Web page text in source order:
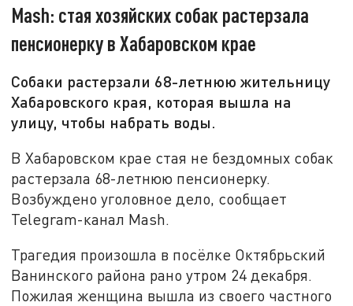
Mash: стая хозяйских собак растерзала
пенсионерку в Хабаровском крае
Собаки растерзали 68-летнюю жительницу
Хабаровского края, которая вышла на
улицу, чтобы набрать воды.
В Хабаровском крае стая не бездомных собак
растерзала 68-летнюю пенсионерку.
Возбуждено уголовное дело, сообщает
Telegram-канал Mash.
Трагедия произошла в посёлке Октябрьский
Ванинского района рано утром 24 декабря.
Пожилая женщина вышла из своего частного